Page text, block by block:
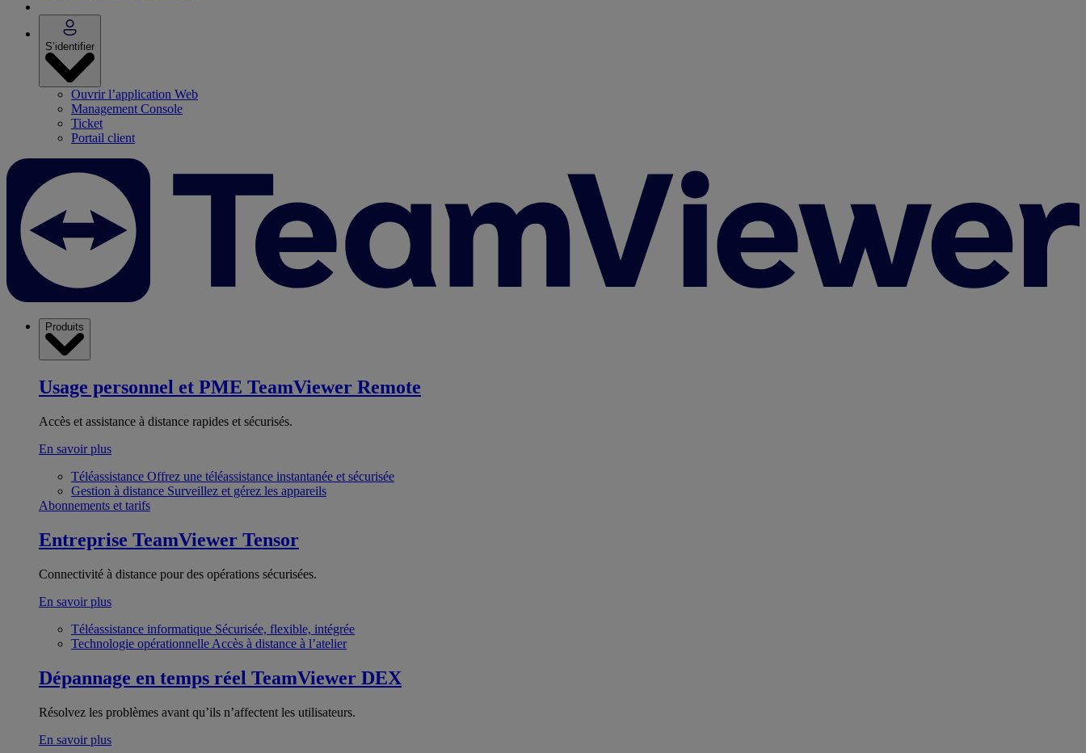
S’identifier
Ouvrir l’application Web
Management Console
Ticket
Portail client
Produits
Usage personnel et PME TeamViewer Remote
Accès et assistance à distance rapides et sécurisés.
En savoir plus
Téléassistance Offrez une téléassistance instantanée et sécurisée
Gestion à distance Surveillez et gérez les appareils
Abonnements et tarifs
Entreprise TeamViewer Tensor
Connectivité à distance pour des opérations sécurisées.
En savoir plus
Téléassistance informatique Sécurisée, flexible, intégrée
Technologie opérationnelle Accès à distance à l’atelier
Dépannage en temps réel TeamViewer DEX
Résolvez les problèmes avant qu’ils n’affectent les utilisateurs.
En savoir plus